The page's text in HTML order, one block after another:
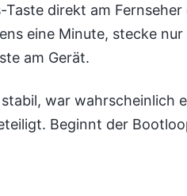
Taste direkt am
eine Minute, stecke
am Gerät.
war wahrscheinlich
Beginnt der